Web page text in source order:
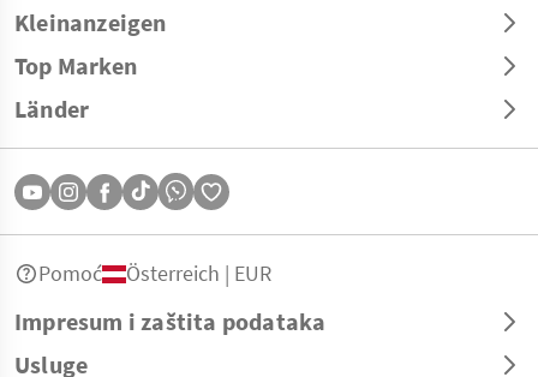
Kleinanzeigen
Top Marken
Länder
Impresum i zaštita podataka
Usluge
Pomoć Österreich | EUR